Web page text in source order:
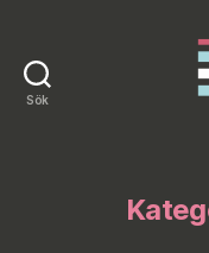
Sök